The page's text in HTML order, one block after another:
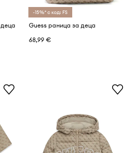
-15%* с код: FS
Guess раница за деца
68,99 €